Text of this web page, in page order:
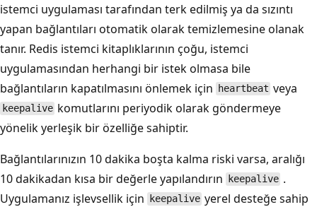
istemci uygulaması tarafından terk edilmiş ya da sızıntı
yapan bağlantıları otomatik olarak temizlemesine olanak
tanır. Redis istemci kitaplıklarının çoğu, istemci
uygulamasından herhangi bir istek olmasa bile
bağlantıların kapatılmasını önlemek için
heartbeat veya
keepalive komutlarını periyodik olarak göndermeye
yönelik yerleşik bir özelliğe sahiptir.
Bağlantılarınızın 10 dakika boşta kalma riski varsa, aralığı
10 dakikadan kısa bir değerle yapılandırın
keepalive .
Uygulamanız işlevsellik için
keepalive yerel desteğe sahip